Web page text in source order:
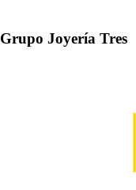
Grupo Joyería Tres